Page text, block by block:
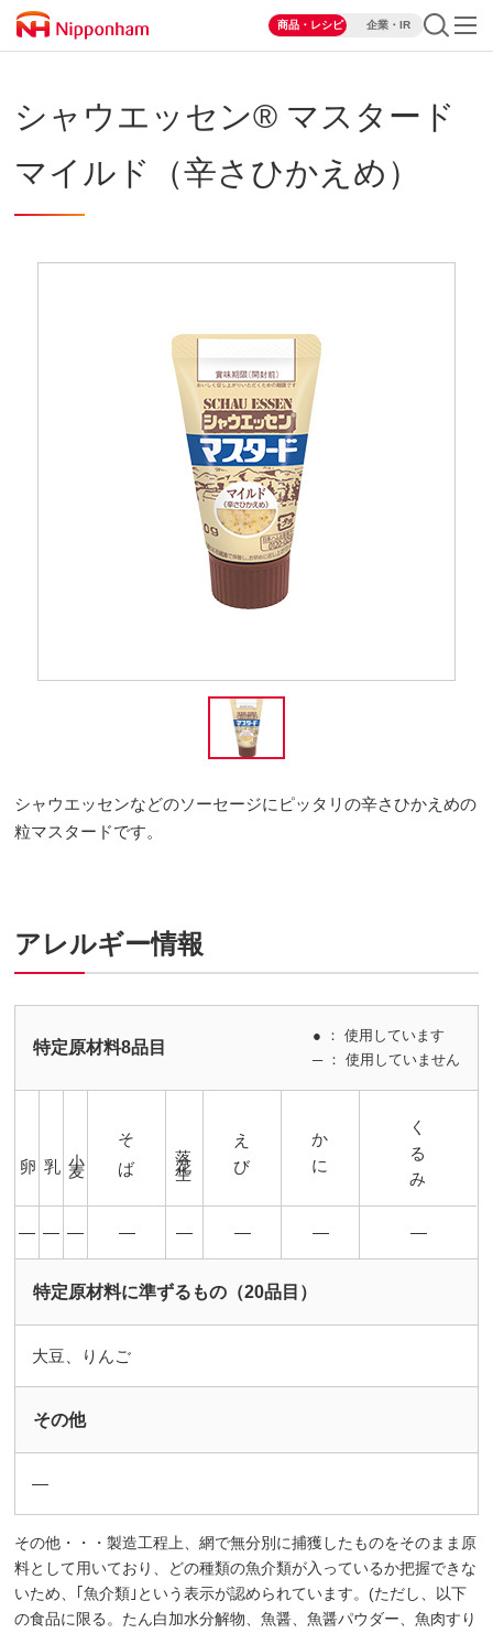
商品・レシピ 企業・IR
シャウエッセン® マスタード
マイルド（辛さひかえめ）
シャウエッセンなどのソーセージにピッタリの辛さひかえめの
粒マスタードです。
アレルギー情報
特定原材料8品目
● ： 使用しています
─ ： 使用していません
そば 落花生 えび かに くるみ
― ― ― ― ― ― ― ―
特定原材料に準ずるもの（20品目）
大豆、りんご
その他
―
その他・・・製造工程上、網で無分別に捕獲したものをそのまま原
料として用いており、どの種類の魚介類が入っているか把握できな
いため、｢魚介類｣という表示が認められています。(ただし、以下
の食品に限る。たん白加水分解物、魚醤、魚醤パウダー、魚肉すり